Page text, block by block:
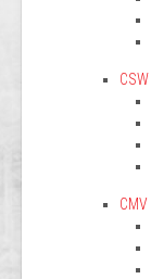
CSW
CMV